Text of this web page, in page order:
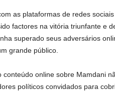
as plataformas de redes
factores na vitória triunfante e
superado seus adversários
grande público.
online sobre Mamdani
políticos convidados para